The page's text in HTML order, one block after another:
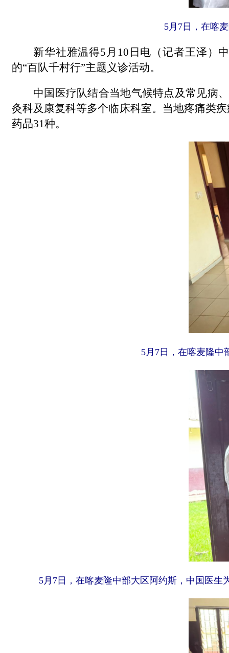
5月7日，在喀麦
新华社雅温得5月10日电（记者王泽）
的“百队千村行”主题义诊活动。
中国医疗队结合当地气候特点及常见病
灸科及康复科等多个临床科室。当地疼痛类
药品31种。
5月7日，在喀麦隆中部
5月7日，在喀麦隆中部大区阿约斯，中国医生